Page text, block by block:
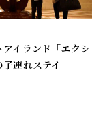
イランド「エクシ
連れステイ